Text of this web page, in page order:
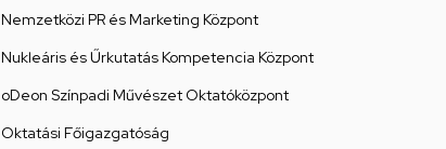
Nemzetközi PR és Marketing Központ
Nukleáris és Űrkutatás Kompetencia Központ
oDeon Színpadi Művészet Oktatóközpont
Oktatási Főigazgatóság